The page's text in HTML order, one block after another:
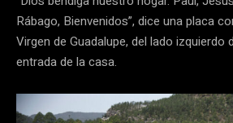
Rábago, Bienvenidos”, dice una placa
Virgen de Guadalupe, del lado izquierdo
entrada de la casa.